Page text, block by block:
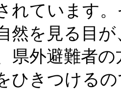
れています
然を見る目
県外避難者
ひきつける